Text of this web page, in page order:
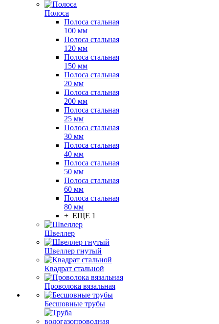
Полоса
Полоса стальная
100 мм
Полоса стальная
120 мм
Полоса стальная
150 мм
Полоса стальная
20 мм
Полоса стальная
200 мм
Полоса стальная
25 мм
Полоса стальная
30 мм
Полоса стальная
40 мм
Полоса стальная
50 мм
Полоса стальная
60 мм
Полоса стальная
80 мм
+ ЕЩЕ 1
Швеллер
Швеллер гнутый
Квадрат стальной
Проволока вязальная
Бесшовные трубы